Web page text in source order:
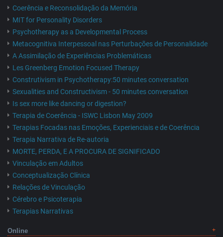
Coerência e Reconsolidação da Memória
MIT for Personality Disorders
Psychotherapy as a Developmental Process
Metacognitiva Interpessoal nas Perturbações de Personalidade
A Assimilação de Experiências Problemáticas
Les Greenberg Emotion Focused Therapy
Construtivism in Psychotherapy:50 minutes conversation
Sexualities and Constructivism - 50 minutes conversation
Is sex more like dancing or digestion?
Terapia de Coerência - ISWC Lisbon May 2009
Terapias Focadas nas Emoções, Experienciais e de Coerência
Terapia Narrativa de Re-autoria
MORTE, PERDA, E A PROCURA DE SIGNIFICADO
Vinculação em Adultos
Conceptualização Clínica
Relações de Vinculação
Cérebro e Psicoterapia
Terapias Narrativas
Online